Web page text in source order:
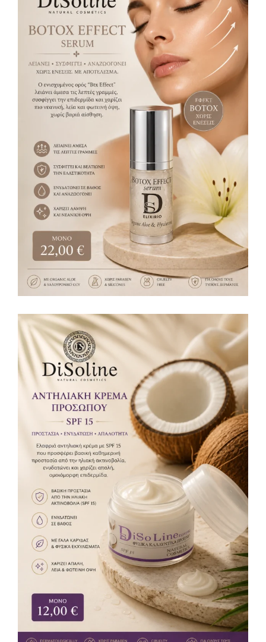
Serum Btx Effect 30ml
22,00€
Αντηλιακή Κρέμα Προσώπου SPF15 50ml
Αντιηλιακή προστασία
12,00 €